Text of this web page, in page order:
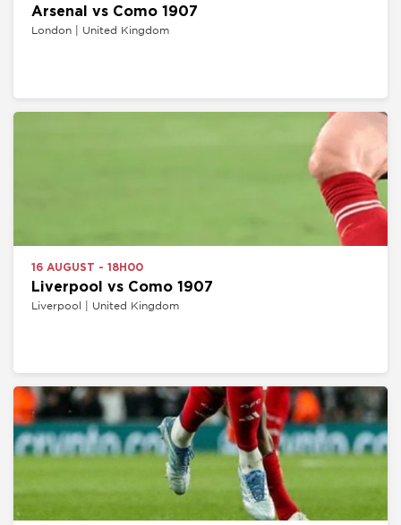
Arsenal vs Como 1907
London | United Kingdom
16 AUGUST - 18H00
Liverpool vs Como 1907
Liverpool | United Kingdom